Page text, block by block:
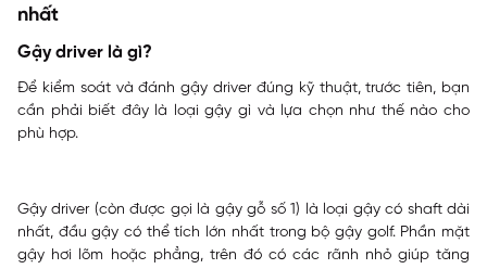
nhất
Gậy driver là gì?
Để kiểm soát và đánh gậy driver đúng kỹ thuật, trước tiên, bạn
cần phải biết đây là loại gậy gì và lựa chọn như thế nào cho
phù hợp.
Gậy driver (còn được gọi là gậy gỗ số 1) là loại gậy có shaft dài
nhất, đầu gậy có thể tích lớn nhất trong bộ gậy golf. Phần mặt
gậy hơi lõm hoặc phẳng, trên đó có các rãnh nhỏ giúp tăng